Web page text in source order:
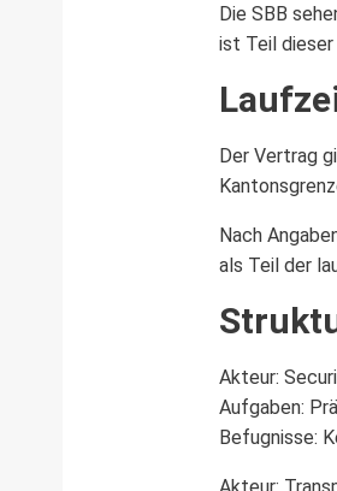
Die SBB
ist Teil
Der Vertrag
Nach
als Teil der
Akteur:
Aufgaben:
Befugnisse:
Akteur: